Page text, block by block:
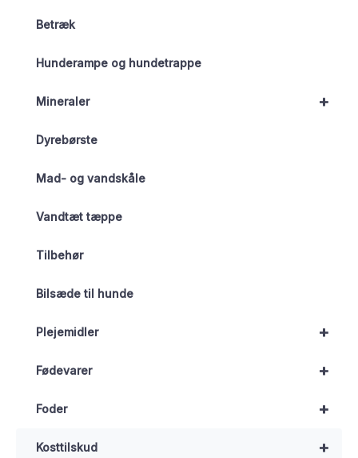
Betræk
Hunderampe og hundetrappe
+
Mineraler
Dyrebørste
Mad- og vandskåle
Vandtæt tæppe
Tilbehør
Bilsæde til hunde
+
Plejemidler
+
Fødevarer
+
Foder
+
Kosttilskud